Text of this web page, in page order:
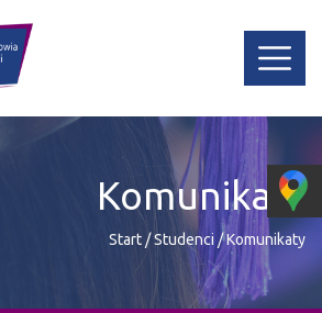
Komunikaty
Start/Studenci /Komunikaty